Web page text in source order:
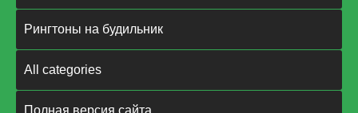
Рингтоны на будильник
All categories